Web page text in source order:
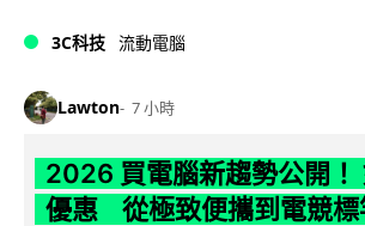
3C科技 流動電腦
Lawton 7 小時
2026 買電腦新趨勢公開！
優惠 從極致便攜到電競標